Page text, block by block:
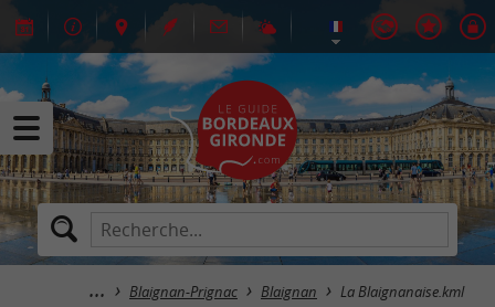
Blaignan-Prignac Blaignan La Blaignanaise.kml